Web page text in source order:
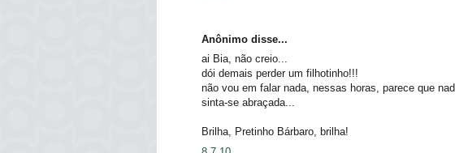
Anônimo disse...
ai Bia, não creio...
dói demais perder um filhotinho!!!
não vou em falar nada, nessas horas, parece que
sinta-se abraçada...
Brilha, Pretinho Bárbaro, brilha!